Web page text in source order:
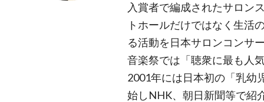
入賞者で編成されたサロン
トホールだけではなく生活
る活動を日本サロンコンサ
音楽祭では「聴衆に最も人
2001年には日本初の「乳幼
始しNHK、朝日新聞等で紹